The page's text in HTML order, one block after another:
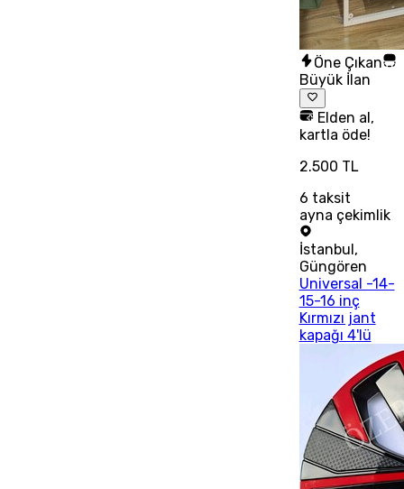
Öne Çıkan
Büyük İlan
Elden al,
kartla öde!
2.500 TL
6 taksit
ayna çekimlik
İstanbul ,
Güngören
Universal -14-
15-16 inç
Kırmızı jant
kapağı 4'lü